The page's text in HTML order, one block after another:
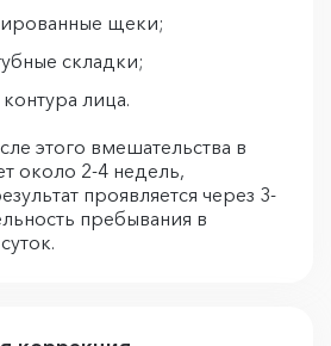
щеки;
складки;
лица.
этого вмешательства в
около 2-4 недель,
проявляется через 3-
пребывания в